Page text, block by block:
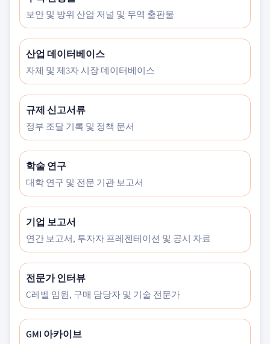
보안 및 방위 산업 저널 및 무역 출판물
산업 데이터베이스
자체 및 제3자 시장 데이터베이스
규제 신고서류
정부 조달 기록 및 정책 문서
학술 연구
대학 연구 및 전문 기관 보고서
기업 보고서
연간 보고서, 투자자 프레젠테이션 및 공시 자료
전문가 인터뷰
C레벨 임원, 구매 담당자 및 기술 전문가
GMI 아카이브